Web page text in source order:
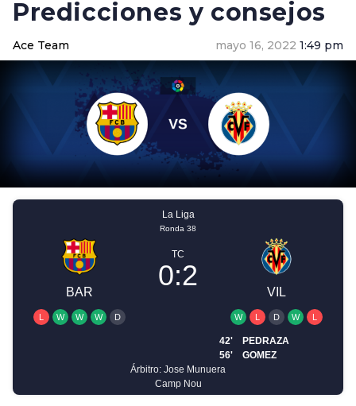
Predicciones y consejos
Ace Team mayo 16, 2022 1:49 pm